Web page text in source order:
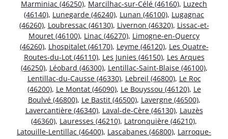
Marminiac (46250), Marcilhac-sur-Célé (46160), Luzech
(46140), Lunegarde (46240), Lunan (46100), Lugagnac
(46260), Loubressac (46130), Livernon (46320), Lissac-et-
Mouret (46100), Linac (46270), Limogne-en-Quercy
(46260), Lhospitalet (46170), Leyme (46120), Les Quatre-
Routes-du-Lot (46110), Les Junies (46150), Les Arques
(46250), Léobard (46300), Lentillac-Saint-Blaise (46100),
Lentillac-du-Causse (46330), Lebreil (46800), Le Roc
(46200), Le Montat (46090), Le Bouyssou (46120), Le
Boulvé (46800), Le Bastit (46500), Lavergne (46500),
Lavercantière (46340), Laval-de-Cère (46130), Lauzès
(46360), Lauresses (46210), Latronquière (46210),
Latouille-Lentillac (46400), Lascabanes (46800), Larroque-